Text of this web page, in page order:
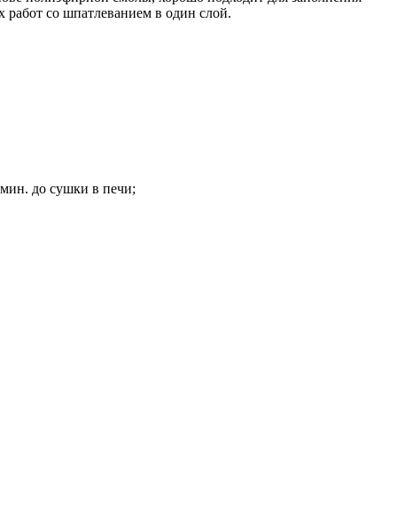
со шпатлеванием в один слой.
до сушки в печи;